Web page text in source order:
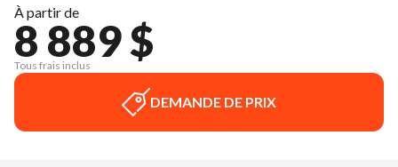
À partir de
8 889 $
Tous frais inclus
DEMANDE DE PRIX